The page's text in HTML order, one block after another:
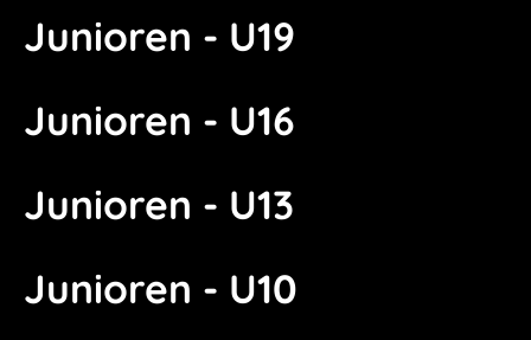
Junioren - U19
Junioren - U16
Junioren - U13
Junioren - U10
U16
Senioren